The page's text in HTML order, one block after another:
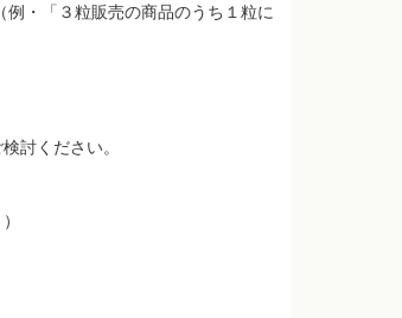
・「３粒販売の商品のうち１粒に
討ください。